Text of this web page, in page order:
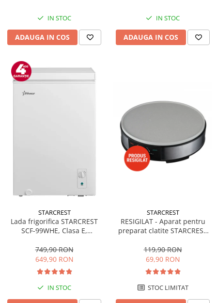
IN STOC
ADAUGA IN COS
IN STOC
ADAUGA IN COS
STARCREST
Lada frigorifica STARCREST
SCF-99WHE, Clasa E,
convertibil - functie frigider,
Termostat reglabil, Alb
749,90 RON
649,90 RON
IN STOC
STARCREST
RESIGILAT - Aparat pentru
preparat clatite STARCREST
invelis ceramic antiaderent,
30 cm, Inox / Negru
119,90 RON
69,90 RON
STOC LIMITAT